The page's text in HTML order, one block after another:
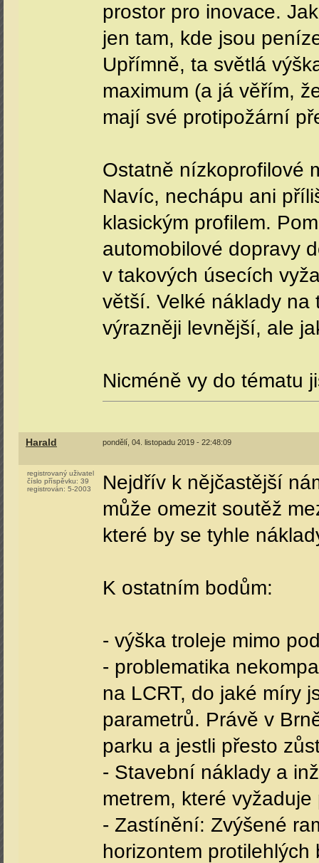
prostor pro inovace.
jen tam, kde jsou
Upřímně, ta světlá
maximum (a já věřím,
mají své protipožární
Ostatně nízkoprofilové
Navíc, nechápu ani
klasickým profilem.
automobilové dopravy
v takových úsecích
větší. Velké náklady
výrazněji levnější, ale
Nicméně vy do tématu
Harald pondělí, 04. listopadu 2019 - 22:48:09
registrovaný uživatel
číslo příspěvku: 39
registrován: 5-2003
Nejdřív k nějčastější
může omezit soutěž
které by se tyhle
K ostatním bodům:
- výška troleje mimo
- problematika
na LCRT, do jaké míry
parametrů. Právě v
parku a jestli přesto
- Stavební náklady a
metrem, které
- Zastínění: Zvýšené
horizontem